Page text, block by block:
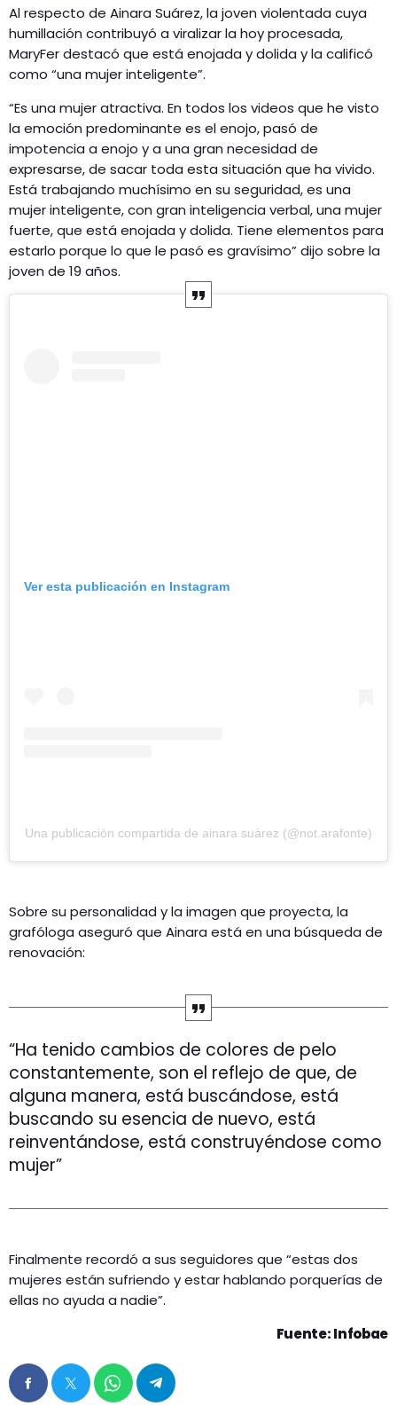
Al respecto de Ainara Suárez, la joven violentada cuya
humillación contribuyó a viralizar la hoy procesada,
MaryFer destacó que está enojada y dolida y la calificó
como “una mujer inteligente”.
“Es una mujer atractiva. En todos los videos que he visto
la emoción predominante es el enojo, pasó de
impotencia a enojo y a una gran necesidad de
expresarse, de sacar toda esta situación que ha vivido.
Está trabajando muchísimo en su seguridad, es una
mujer inteligente, con gran inteligencia verbal, una mujer
fuerte, que está enojada y dolida. Tiene elementos para
estarlo porque lo que le pasó es gravísimo” dijo sobre la
joven de 19 años.
Ver esta publicación en Instagram
Una publicación compartida de ainara suárez (@not.arafonte)
Sobre su personalidad y la imagen que proyecta, la
grafóloga aseguró que Ainara está en una búsqueda de
renovación:
“Ha tenido cambios de colores de pelo
constantemente, son el reflejo de que, de
alguna manera, está buscándose, está
buscando su esencia de nuevo, está
reinventándose, está construyéndose como
mujer”
Finalmente recordó a sus seguidores que “estas dos
mujeres están sufriendo y estar hablando porquerías de
ellas no ayuda a nadie”.
Fuente: Infobae